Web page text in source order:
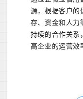
源，根据客户的
存、资金和人力
持续的合作关系
高企业的运营效